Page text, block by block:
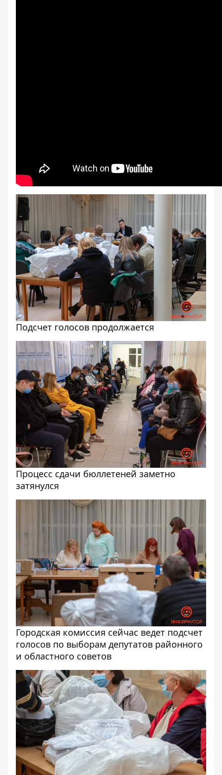
Подсчет голосов продолжается
Процесс сдачи бюллетеней заметно
затянулся
Городская комиссия сейчас ведет подсчет
голосов по выборам депутатов районного
и областного советов